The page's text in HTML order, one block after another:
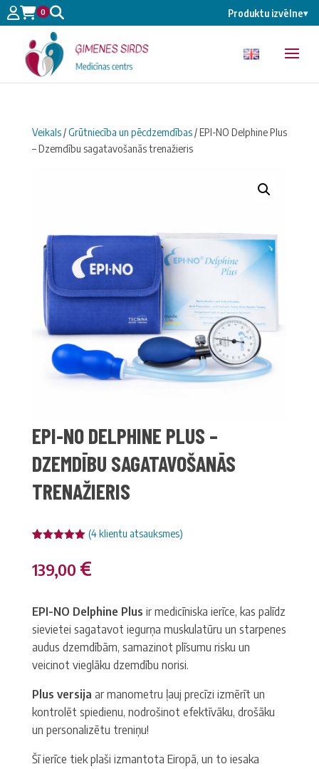
0 Produktu izvēlne▾
Veikals/Grūtniecība un pēcdzemdības/ EPI-NO Delphine Plus
– Dzemdību sagatavošanās trenažieris
EPI-NO DELPHINE PLUS –
DZEMDĪBU SAGATAVOŠANĀS
TRENAŽIERIS
balstoties
pircēju
(4klientu atsauksmes)
139,00 €
EPI-NO Delphine Plus ir medicīniska ierīce, kas palīdz
sievietei sagatavot iegurņa muskulatūru un starpenes
audus dzemdībām, samazinot plīsumu risku un
veicinot vieglāku dzemdību norisi.
Plus versija ar manometru ļauj precīzi izmērīt un
kontrolēt spiedienu, nodrošinot efektīvāku, drošāku
un personalizētu treniņu!
Šī ierīce tiek plaši izmantota Eiropā, un to iesaka